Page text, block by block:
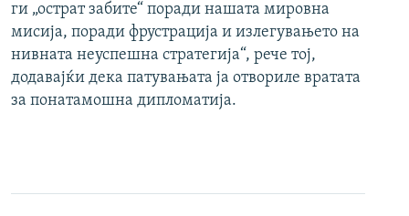
ги „острат забите“ поради нашата мировна
мисија, поради фрустрација и излегувањето на
нивната неуспешна стратегија“, рече тој,
додавајќи дека патувањата ја отвориле вратата
за понатамошна дипломатија.